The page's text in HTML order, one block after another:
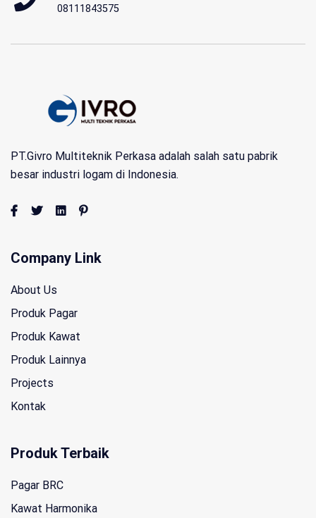
08111843575
PT.Givro Multiteknik Perkasa adalah salah satu pabrik
besar industri logam di Indonesia.
Company Link
About Us
Produk Pagar
Produk Kawat
Produk Lainnya
Projects
Kontak
Produk Terbaik
Pagar BRC
Kawat Harmonika